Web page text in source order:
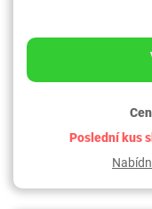
Poslední kus